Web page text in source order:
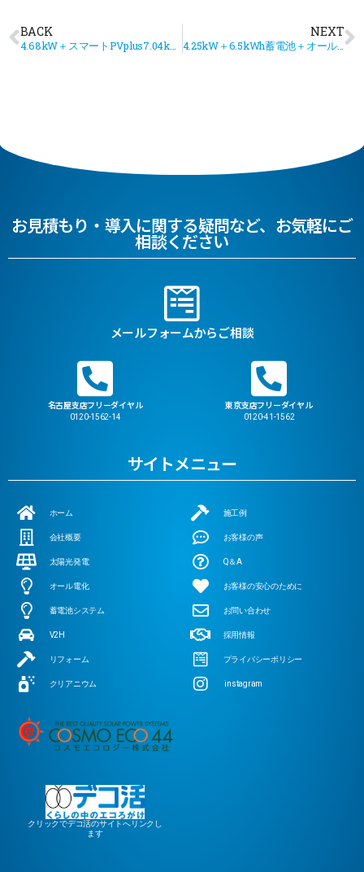
BACK
4.68kW＋スマートPVplus7.04kwh
NEXT
お見積もり・導入に関する疑問など、お気軽にご
相談ください
メールフォームからご相談
名古屋支店フリーダイヤル
0120-1562-14
東京支店フリーダイヤル
0120-41-1562
サイトメニュー
ホーム
会社概要
太陽光発電
オール電化
蓄電池システム
V2H
リフォーム
クリアニウム
施工例
お客様の声
Q＆A
お客様の安心のために
お問い合わせ
採用情報
プライバシーポリシー
instagram
クリックでデコ活のサイトへリンクし
ます